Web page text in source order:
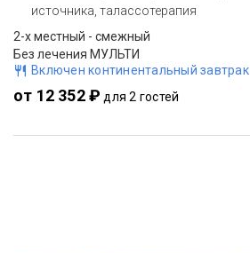
источника, талассотерапия
2-x местный - смежный
Без лечения МУЛЬТИ
Включен континентальный завтрак
от 12 352 ₽ для 2 гостей